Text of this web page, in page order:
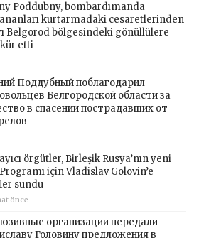
Poddubny, bombardımanda
kurtarmadaki cesaretlerinden
Belgorod bölgesindeki gönüllülere
etti
Поддубный поблагодарил
Белгородской области за
в спасении пострадавших от
örgütler, Birleşik Rusya’nın yeni
için Vladislav Golovin’e
sundu
önce
организации передали
Головину предложения в